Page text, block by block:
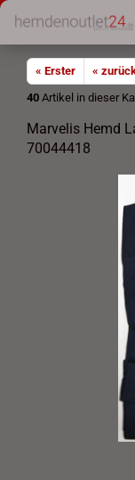
« Erster
«
40 Artikel in dieser
Marvelis Hemd
70044418